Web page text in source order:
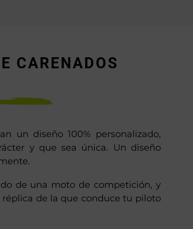
CARENADOS
un diseño 100% personalizado,
y que sea única. Un diseño
de una moto de competición, y
de la que conduce tu piloto